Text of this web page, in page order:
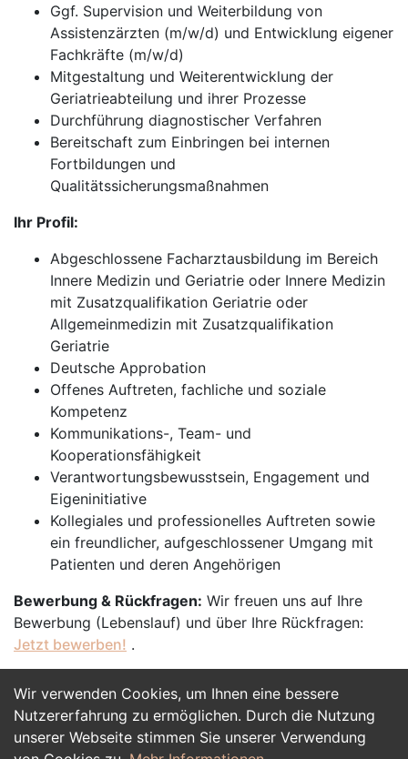
Wir verwenden Cookies, um Ihnen eine bessere
Nutzererfahrung zu ermöglichen. Durch die Nutzung
unserer Webseite stimmen Sie unserer Verwendung
Ggf. Supervision und Weiterbildung von
Assistenzärzten (m/w/d) und Entwicklung eigener
Fachkräfte (m/w/d)
Mitgestaltung und Weiterentwicklung der
Geriatrieabteilung und ihrer Prozesse
Durchführung diagnostischer Verfahren
Bereitschaft zum Einbringen bei internen
Fortbildungen und
Qualitätssicherungsmaßnahmen
Ihr Profil:
Abgeschlossene Facharztausbildung im Bereich
Innere Medizin und Geriatrie oder Innere Medizin
mit Zusatzqualifikation Geriatrie oder
Allgemeinmedizin mit Zusatzqualifikation
Geriatrie
Deutsche Approbation
Offenes Auftreten, fachliche und soziale
Kompetenz
Kommunikations-, Team- und
Kooperationsfähigkeit
Verantwortungsbewusstsein, Engagement und
Eigeninitiative
Kollegiales und professionelles Auftreten sowie
ein freundlicher, aufgeschlossener Umgang mit
Patienten und deren Angehörigen
Bewerbung & Rückfragen: Wir freuen uns auf Ihre
Bewerbung (Lebenslauf) und über Ihre Rückfragen:
Jetzt bewerben! .
Jetzt Bewerben